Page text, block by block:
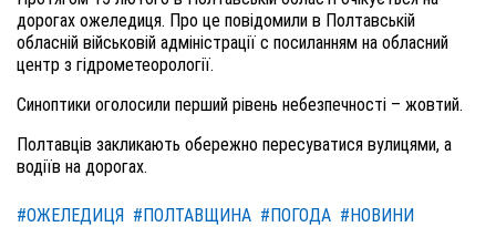
дорогах ожеледиця. Про це повідомили в Полтавській
обласній військовій адміністрації с посиланням на обласний
центр з гідрометеорології.
Синоптики оголосили перший рівень небезпечності – жовтий.
Полтавців закликають обережно пересуватися вулицями, а
водіїв на дорогах.
#ОЖЕЛЕДИЦЯ #ПОЛТАВЩИНА #ПОГОДА #НОВИНИ